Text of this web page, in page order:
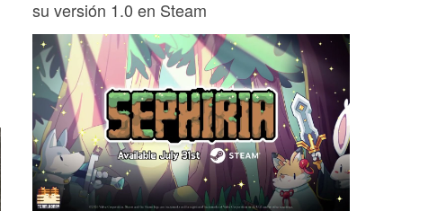
su versión 1.0 en Steam